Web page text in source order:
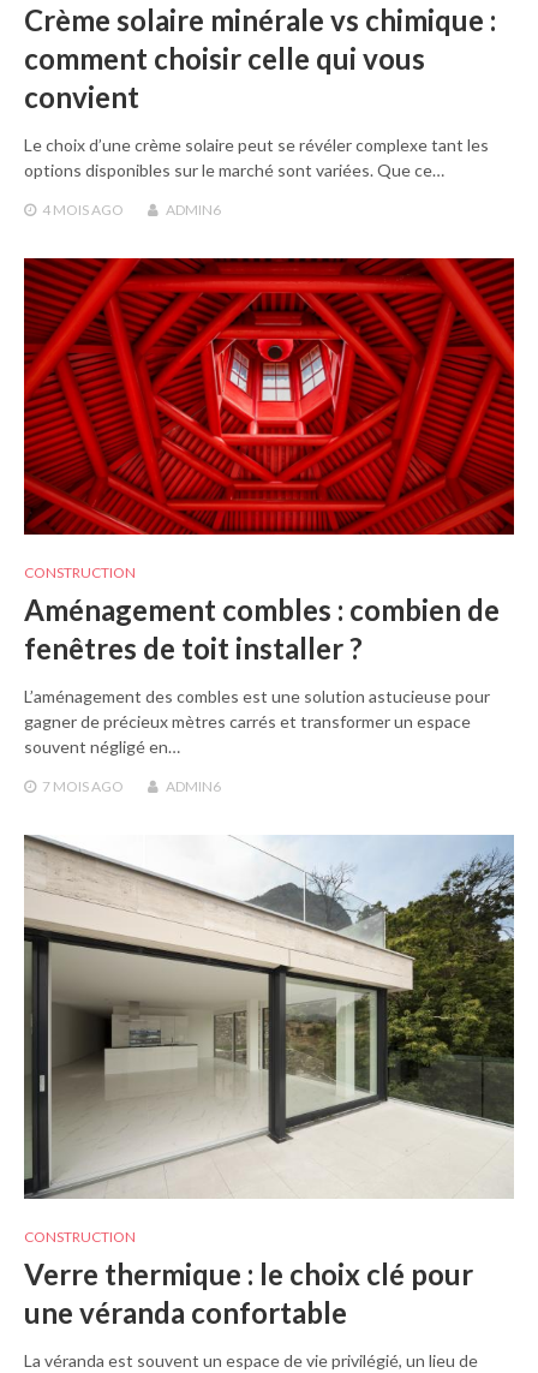
Crème solaire minérale vs chimique :
comment choisir celle qui vous
convient
Le choix d’une crème solaire peut se révéler complexe tant les
options disponibles sur le marché sont variées. Que ce…
4 MOIS AGO ADMIN6
CONSTRUCTION
Aménagement combles : combien de
fenêtres de toit installer ?
L’aménagement des combles est une solution astucieuse pour
gagner de précieux mètres carrés et transformer un espace
souvent négligé en…
7 MOIS AGO ADMIN6
CONSTRUCTION
Verre thermique : le choix clé pour
une véranda confortable
La véranda est souvent un espace de vie privilégié, un lieu de